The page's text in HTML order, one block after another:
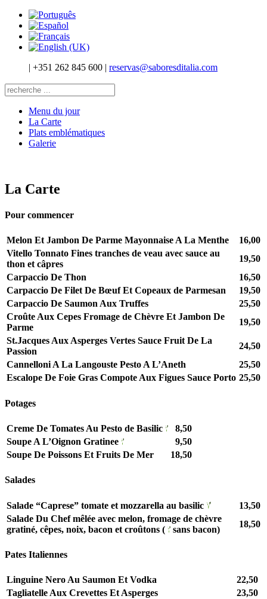
| +351 262 845 600 | reservas@saboresditalia.com
Menu du jour
La Carte
Plats emblématiques
Galerie
La Carte
Pour commencer
Melon Et Jambon De Parme Mayonnaise A La Menthe
16,00
Vitello Tonnato Fines tranches de veau avec sauce au
thon et câpres
19,50
Carpaccio De Thon
16,50
Carpaccio De Filet De Bœuf Et Copeaux de Parmesan
19,50
Carpaccio De Saumon Aux Truffes
25,50
Croûte Aux Cepes Fromage de Chèvre Et Jambon De
Parme
19,50
St.Jacques Aux Asperges Vertes Sauce Fruit De La
Passion
24,50
Cannelloni A La Langouste Pesto A L’Aneth
25,50
Escalope De Foie Gras Compote Aux Figues Sauce Porto 25,50
Potages
Creme De Tomates Au Pesto de Basilic
8,50
Soupe A L’Oignon Gratinee
9,50
Soupe De Poissons Et Fruits De Mer
18,50
Salades
Salade “Caprese” tomate et mozzarella au basilic
13,50
Salade Du Chef mêlée avec melon, fromage de chèvre
gratiné, cêpes, noix, bacon et croûtons (
sans bacon)
18,50
Pates Italiennes
Linguine Nero Au Saumon Et Vodka
22,50
Tagliatelle Aux Crevettes Et Asperges
23,50